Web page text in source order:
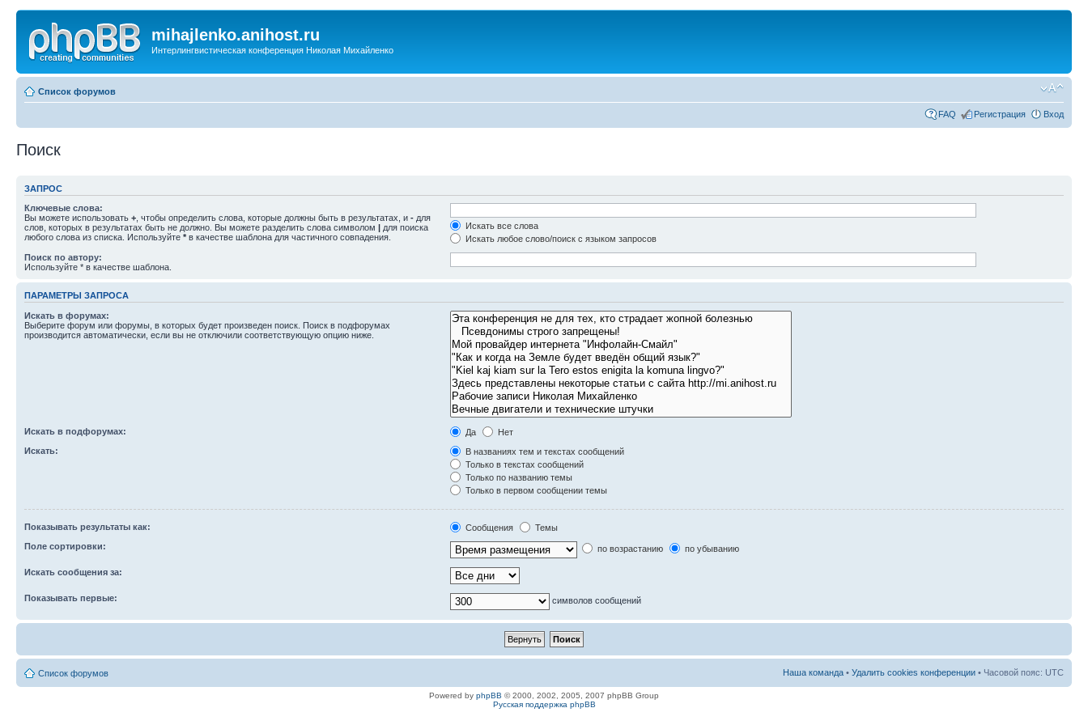
mihajlenko.anihost.ru
Интерлингвистическая конференция Николая Михайленко
Список форумов
FAQ Регистрация Вход
Поиск
ЗАПРОС
Ключевые слова:
Вы можете использовать + , чтобы определить слова, которые должны быть в результатах, и - для
слов, которых в результатах быть не должно. Вы можете разделить слова символом | для поиска
любого слова из списка. Используйте * в качестве шаблона для частичного совпадения.
Искать все слова
Искать любое слово/поиск с языком запросов
Поиск по автору:
Используйте * в качестве шаблона.
ПАРАМЕТРЫ ЗАПРОСА
Искать в форумах:
Выберите форум или форумы, в которых будет произведен поиск. Поиск в подфорумах
производится автоматически, если вы не отключили соответствующую опцию ниже.
Искать в подфорумах: Да
Нет
Искать:
В названиях тем и текстах сообщений
Только в текстах сообщений
Только по названию темы
Только в первом сообщении темы
Показывать результаты как: Сообщения
Темы
Поле сортировки:
по возрастанию по убыванию
Искать сообщения за:
Показывать первые: символов сообщений
Список форумов Наша команда • Удалить cookies конференции • Часовой пояс: UTC
Powered by phpBB © 2000, 2002, 2005, 2007 phpBB Group
Русская поддержка phpBB